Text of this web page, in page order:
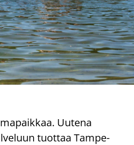
Uu­te­na
tuot­taa Tam­pe­